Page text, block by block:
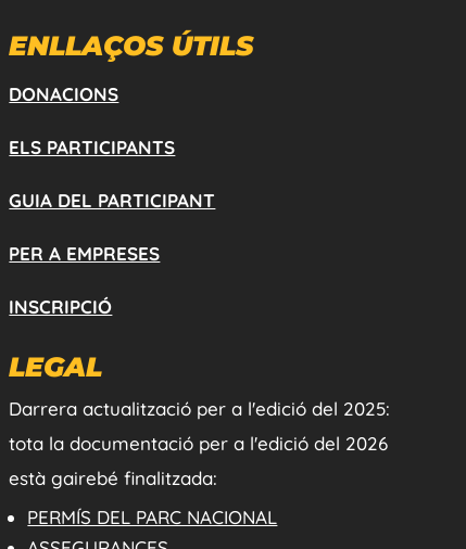
ENLLAÇOS ÚTILS
DONACIONS
ELS PARTICIPANTS
GUIA DEL PARTICIPANT
PER A EMPRESES
INSCRIPCIÓ
LEGAL
Darrera actualització per a l'edició del 2025:
tota la documentació per a l'edició del 2026
està gairebé finalitzada:
PERMÍS DEL PARC NACIONAL